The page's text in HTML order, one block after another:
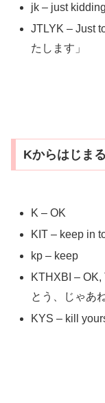
jk – just
JTLYK – Just
たします」
Kからはじま
K – OK
KIT – keep in
kp – keep
KTHXBI –
とう、じゃあね
KYS – kill